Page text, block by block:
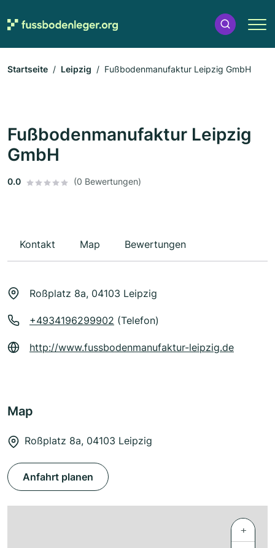
Startseite Leipzig Fußbodenmanufaktur Leipzig GmbH
Fußbodenmanufaktur Leipzig
GmbH
0.0 (0 Bewertungen)
Kontakt Map Bewertungen
Roßplatz 8a, 04103 Leipzig
+4934196299902 (Telefon)
http://www.fussbodenmanufaktur-leipzig.de
Map
Roßplatz 8a, 04103 Leipzig
Anfahrt planen
+